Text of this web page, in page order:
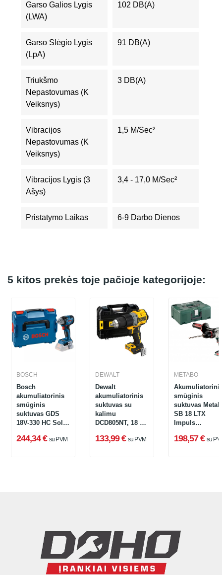
Garso Galios Lygis
(LWA)
102 DB(A)
Garso Slėgio Lygis
(LpA)
91 DB(A)
Triukšmo
Nepastovumas (K
Veiksnys)
3 DB(A)
Vibracijos
Nepastovumas (K
Veiksnys)
1,5 M/sec²
Vibracijos Lygis (3
Ašys)
3,4 - 17,0 M/sec²
Pristatymo Laikas 6-9 Darbo Dienos
5 kitos prekės toje pačioje kategorijoje:
BOSCH
Bosch
akumuliatorinis
smūginis
suktuvas GDS
18V-330 HC Solo,
akumuliatoriaus
244,34 € su PVM
DEWALT
Dewalt
akumuliatorinis
suktuvas su
kalimu
DCD805NT, 18 V
akumuliatoriaus
133,99 € su PVM
METABO
smūginis
suktuvas
SB 18 LTX
Impuls
+ lagaminas
198,57 € su